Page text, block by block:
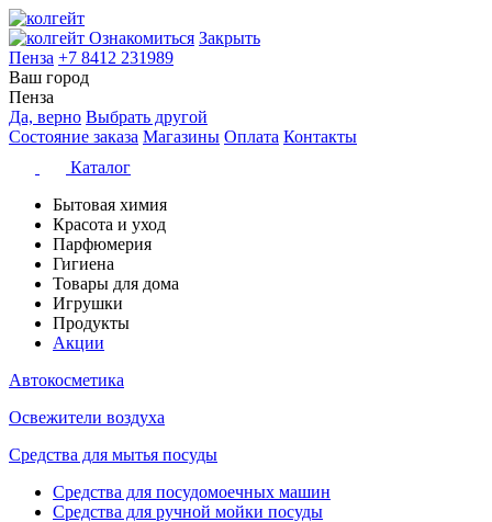
Ознакомиться Закрыть
Пенза +7 8412 231989
Ваш город
Пенза
Да, верно Выбрать другой
Состояние заказа Магазины Оплата Контакты
Каталог
Бытовая химия
Красота и уход
Парфюмерия
Гигиена
Товары для дома
Игрушки
Продукты
Акции
Автокосметика
Освежители воздуха
Средства для мытья посуды
Средства для посудомоечных машин
Средства для ручной мойки посуды